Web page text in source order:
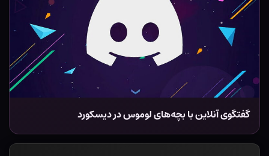
گفتگوی آنلاین با بچه‌های لوموس در دیسکورد